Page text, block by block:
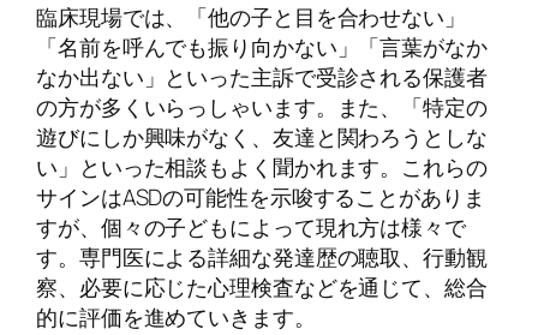
臨床現場では、「他の子と目を合わせない」
「名前を呼んでも振り向かない」「言葉がなか
なか出ない」といった主訴で受診される保護者
の方が多くいらっしゃいます。また、「特定の
遊びにしか興味がなく、友達と関わろうとしな
い」といった相談もよく聞かれます。これらの
サインはASDの可能性を示唆することがありま
すが、個々の子どもによって現れ方は様々で
す。専門医による詳細な発達歴の聴取、行動観
察、必要に応じた心理検査などを通じて、総合
的に評価を進めていきます。